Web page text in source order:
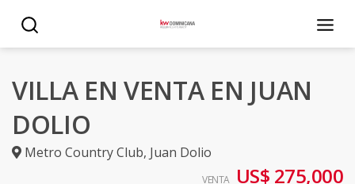
VILLA EN VENTA EN JUAN
DOLIO
Metro Country Club, Juan Dolio
VENTA US$ 275,000